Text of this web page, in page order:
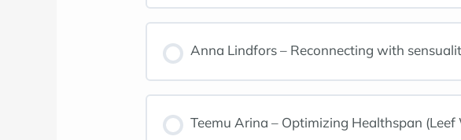
Anna Lindfors – Reconnecting with
Teemu Arina – Optimizing Healthspan (Leef